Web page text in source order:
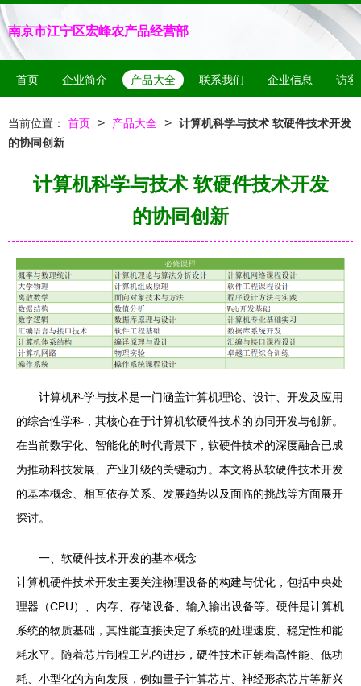
南京市江宁区宏峰农产品经营部
首页 企业简介 产品大全 联系我们 企业信息 访客
当前位置： 首页 > 产品大全 > 计算机科学与技术 软硬件技术开发
的协同创新
计算机科学与技术 软硬件技术开发
的协同创新
计算机科学与技术是一门涵盖计算机理论、设计、开发及应用
的综合性学科，其核心在于计算机软硬件技术的协同开发与创新。
在当前数字化、智能化的时代背景下，软硬件技术的深度融合已成
为推动科技发展、产业升级的关键动力。本文将从软硬件技术开发
的基本概念、相互依存关系、发展趋势以及面临的挑战等方面展开
探讨。
一、软硬件技术开发的基本概念
计算机硬件技术开发主要关注物理设备的构建与优化，包括中央处
理器（CPU）、内存、存储设备、输入输出设备等。硬件是计算机
系统的物质基础，其性能直接决定了系统的处理速度、稳定性和能
耗水平。随着芯片制程工艺的进步，硬件技术正朝着高性能、低功
耗、小型化的方向发展，例如量子计算芯片、神经形态芯片等新兴